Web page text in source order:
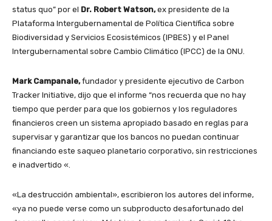
status quo” por el Dr. Robert Watson,ex presidente de la
Plataforma Intergubernamental de Política Científica sobre
Biodiversidad y Servicios Ecosistémicos (IPBES) y el Panel
Intergubernamental sobre Cambio Climático (IPCC) de la ONU.
Mark Campanale,fundador y presidente ejecutivo de Carbon
Tracker Initiative, dijo que el informe “nos recuerda que no hay
tiempo que perder para que los gobiernos y los reguladores
financieros creen un sistema apropiado basado en reglas para
supervisar y garantizar que los bancos no puedan continuar
financiando este saqueo planetario corporativo, sin restricciones
e inadvertido «.
«La destrucción ambiental», escribieron los autores del informe,
«ya no puede verse como un subproducto desafortunado del